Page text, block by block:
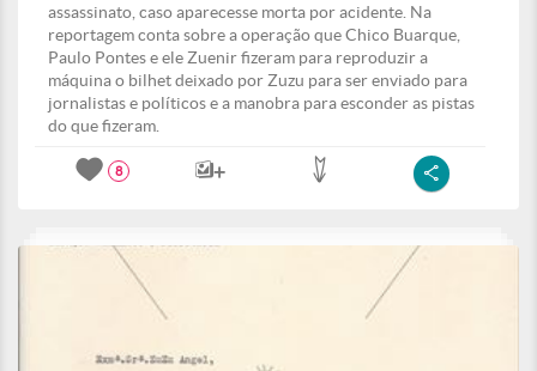
assassinato, caso aparecesse morta por acidente. Na
reportagem conta sobre a operação que Chico Buarque,
Paulo Pontes e ele Zuenir fizeram para reproduzir a
máquina o bilhet deixado por Zuzu para ser enviado para
jornalistas e políticos e a manobra para esconder as pistas
do que fizeram.
8